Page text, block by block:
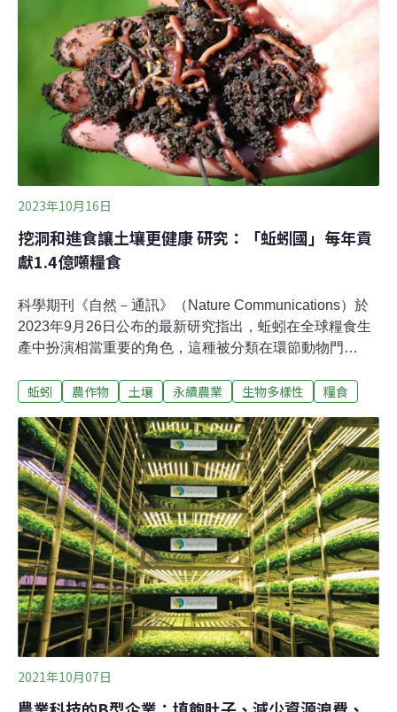
維生。人要長期在地球以外的環境生存，必須能自行生產
糧食，更具體說就是種植農作物。假如將太空視為一種
「逆境」，太空農業便是尋找對抗逆境的農作物。其實，
當我們將目光拉回地球表面，也會意識到：這不只是科幻
想像，也是文明發展、人口增長、氣候變遷、極端天氣事
件之下的再現實不過的挑戰。而這個挑戰一直掛在楊靜瑩
教授的心上。楊靜瑩教授任職於國立中興大學
2023年10月16日
挖洞和進食讓土壤更健康 研究：「蚯蚓國」每年貢
獻1.4億噸糧食
科學期刊《自然－通訊》（Nature Communications）於
2023年9月26日公布的最新研究指出，蚯蚓在全球糧食生
產中扮演相當重要的角色，這種被分類在環節動物門
產糧大國俄羅斯一樣多。該研究團隊表示，若將蚯蚓看作
可成為全球第四大糧食生產國。而俄羅斯2022年的糧食生
產量為1.5億噸，今（2023）年的產量預估落在1.2億噸左
右，即蚯蚓在2023年的糧食產量還可能略高於俄羅斯。研
究另透露，蚯蚓所貢獻的1.4億噸糧食產量約佔全球玉米、
稻米、小麥與大麥總產量的6.5％，以及大豆、碗豆、扁
豆、鷹嘴豆等豆類產量的2.3％，而蚯蚓對於豆類的貢獻較
小，推測與豆科植物具備固氮作用（Nitrogen fixation）能
力有關，因此對於蚯蚓的依賴較小，較不會同稻米、小麥
等穀物一樣從蚯蚓對
蚯蚓 農作物 土壤 永續農業 生物多樣性 糧食
2021年10月07日